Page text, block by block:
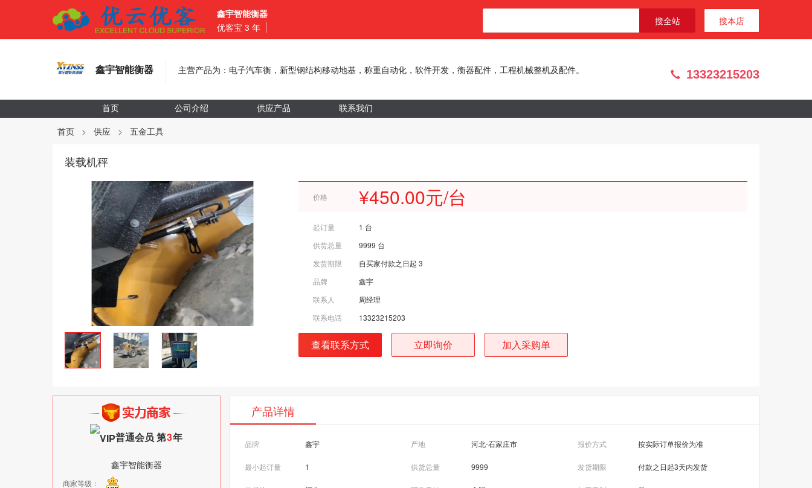
鑫宇智能衡器
优客宝 3 年
搜全站 搜本店
鑫宇智能衡器 主营产品为：电子汽车衡，新型钢结构移动地基，称重自动化，软件开发，衡器配件，工程机械整机及配件。 13323215203
首页 公司介绍 供应产品 联系我们
首页 > 供应 > 五金工具
装载机秤
价格 ¥450.00元/台
起订量
1 台
供货总量
9999 台
发货期限
自买家付款之日起 3
品牌
鑫宇
联系人
周经理
联系电话
13323215203
查看联系方式 立即询价 加入采购单
普通会员 第3年
鑫宇智能衡器
商家等级：
产品详情
品牌 鑫宇 产地 河北-石家庄市 报价方式 按实际订单报价为准
最小起订量 1 供货总量 9999 发货期限 付款之日起3天内发货